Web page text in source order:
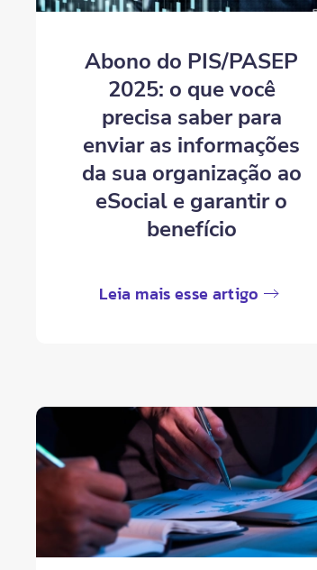
Abono do PIS/PASEP
2025: o que você
precisa saber para
enviar as informações
da sua organização ao
eSocial e garantir o
benefício
Leia mais esse artigo